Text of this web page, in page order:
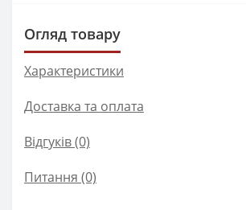
Огляд товару
Характеристики
Доставка та оплата
Відгуків (0)
Питання (0)